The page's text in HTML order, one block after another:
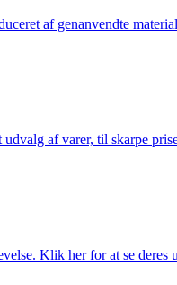
af genanvendte
af varer, til skarpe
Klik her for at se deres